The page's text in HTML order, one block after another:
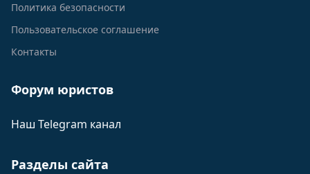
Политика безопасности
Пользовательское соглашение
Контакты
Форум юристов
Наш Telegram канал
Разделы сайта